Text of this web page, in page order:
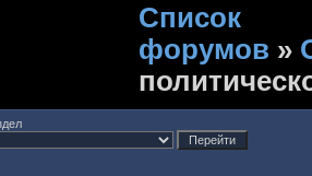
Список
форумов »